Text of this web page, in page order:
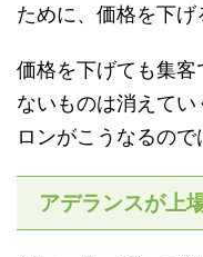
ために、価格を下げ
価格を下げても集
ないものは消えて
ロンがこうなるので
アデランスが上